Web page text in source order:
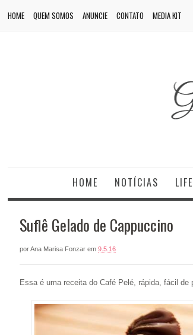
HOME QUEM SOMOS ANUNCIE CONTATO MEDIA KIT
HOME NOTÍCIAS
Suflê Gelado de Cappuccino
porAna Marisa Fonzar em 9.5.16
Essa é uma receita do Café Pelé, rápida, fácil de